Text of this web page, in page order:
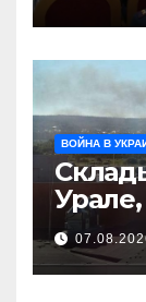
ВОЙНА В
Грэму